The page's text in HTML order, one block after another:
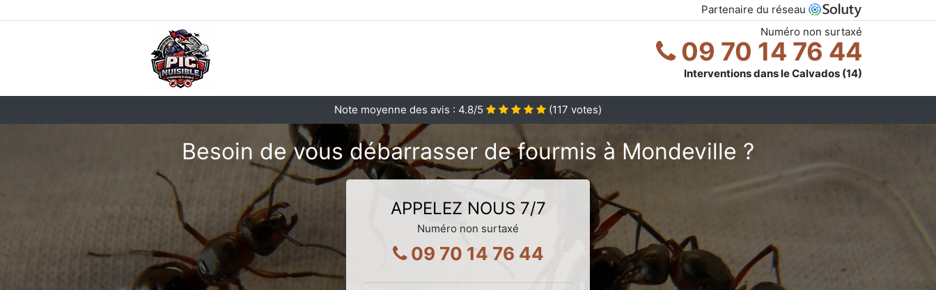
Partenaire du réseau
Numéro non surtaxé
09 70 14 76 44
Interventions dans le Calvados (14)
Note moyenne des avis : 4.8/5 (117 votes)
Besoin de vous débarrasser de fourmis à Mondeville ?
APPELEZ NOUS 7/7
Numéro non surtaxé
09 70 14 76 44